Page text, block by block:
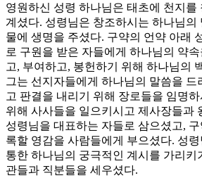
영원하신 성령 하나님은 태초에 천지를
계셨다. 성령님은 창조하시는 하나님의
물에 생명을 주셨다. 구약의 언약 아래
로 구원을 받은 자들에게 하나님의 약
고, 부여하고, 봉헌하기 위해 하나님의
그는 선지자들에게 하나님의 말씀을 드
고 판결을 내리기 위해 장로들을 임명하
위해 사사들을 일으키시고 제사장들과
성령님을 대표하는 자들로 삼으셨고, 구
록할 영감을 사람들에게 부으셨다. 성
통한 하나님의 궁극적인 계시를 가리키
관들과 직분들을 세우셨다.